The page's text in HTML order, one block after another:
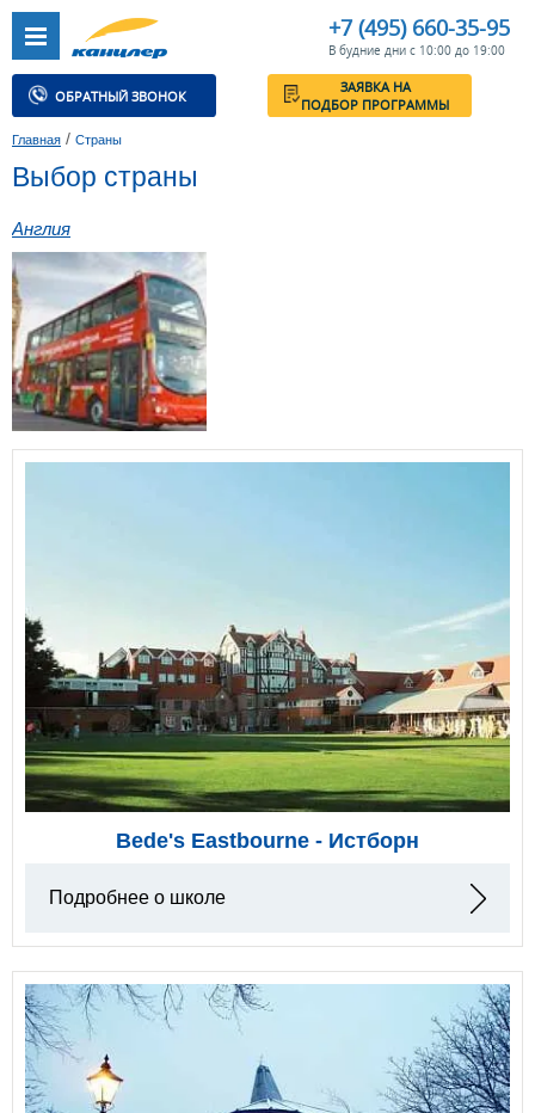
+7 (495) 660-35-95
В будние дни с 10:00 до 19:00
ОБРАТНЫЙ ЗВОНОК
ЗАЯВКА НА
ПОДБОР ПРОГРАММЫ
Главная / Страны
Выбор страны
Англия
Bede's Eastbourne - Истборн
Подробнее о школе